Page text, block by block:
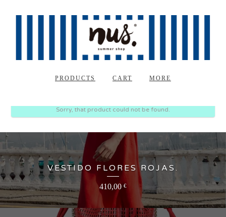
PRODUCTS CART MORE
Sorry, that product could not be found.
VESTIDO FLORES ROJAS.
410,00 €